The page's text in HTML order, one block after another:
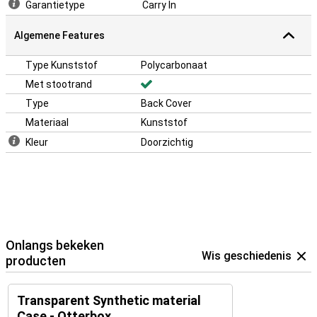
Garantietype
Carry In
Algemene Features
Type Kunststof
Polycarbonaat
Met stootrand
Type
Back Cover
Materiaal
Kunststof
Kleur
Doorzichtig
Onlangs bekeken
producten
Wis geschiedenis
Transparent Synthetic material